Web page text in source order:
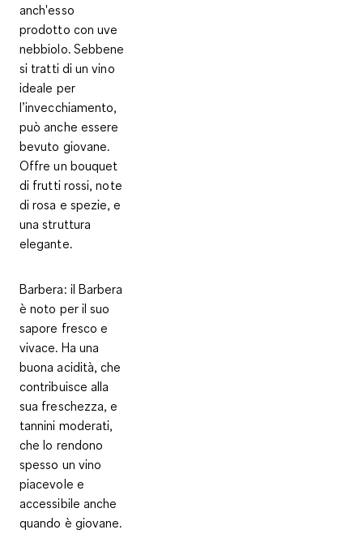
anch'esso
prodotto con uve
nebbiolo. Sebbene
si tratti di un vino
ideale per
l’invecchiamento,
può anche essere
bevuto giovane.
Offre un bouquet
di frutti rossi, note
di rosa e spezie, e
una struttura
elegante.
Barbera: il Barbera
è noto per il suo
sapore fresco e
vivace. Ha una
buona acidità, che
contribuisce alla
sua freschezza, e
tannini moderati,
che lo rendono
spesso un vino
piacevole e
accessibile anche
quando è giovane.